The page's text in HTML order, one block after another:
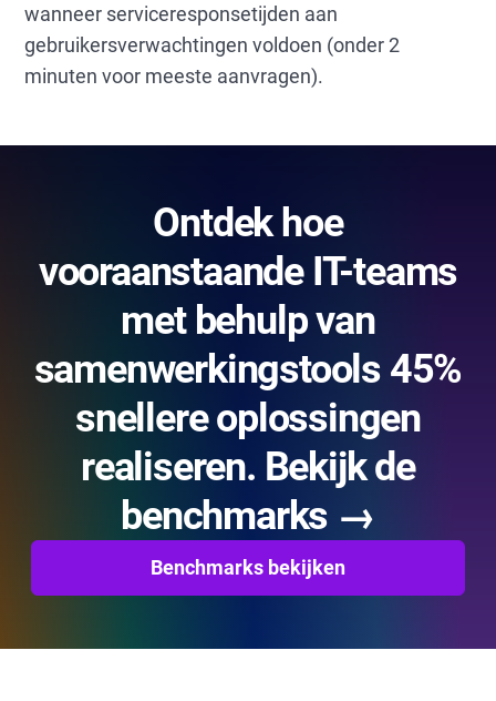
wanneer serviceresponsetijden aan
gebruikersverwachtingen voldoen (onder 2
minuten voor meeste aanvragen).
Ontdek hoe
vooraanstaande IT-teams
met behulp van
samenwerkingstools 45%
snellere oplossingen
realiseren. Bekijk de
benchmarks →
Benchmarks bekijken